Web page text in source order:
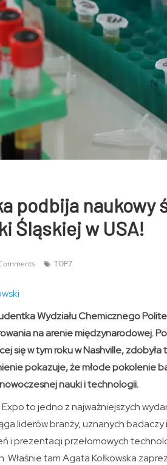
podbija
Śląskiej w USA!
TOP7
Wydziału Chemicznego
na arenie międzynarodowej.
się w tym roku w Nashville,
pokazuje, że młode pokolenie
nauki i technologii.
to jedno z najważniejszych
liderów branży, uznanych badaczy
i prezentacji przełomowych
Właśnie tam Agata Kołkowska